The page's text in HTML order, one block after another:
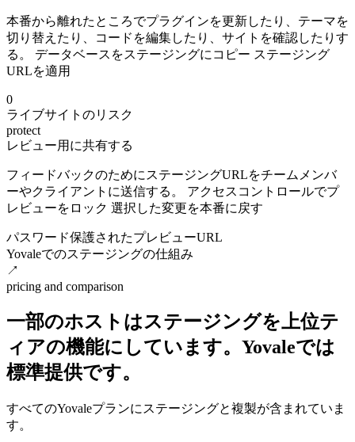
本番から離れたところでプラグインを更新したり、テーマを
切り替えたり、コードを編集したり、サイトを確認したりす
る。 データベースをステージングにコピー ステージング
URLを適用
0
ライブサイトのリスク
protect
レビュー用に共有する
フィードバックのためにステージングURLをチームメンバ
ーやクライアントに送信する。 アクセスコントロールでプ
レビューをロック 選択した変更を本番に戻す
パスワード保護されたプレビューURL
Yovaleでのステージングの仕組み
↗
pricing and comparison
一部のホストはステージングを上位テ
ィアの機能にしています。Yovaleでは
標準提供です。
すべてのYovaleプランにステージングと複製が含まれていま
す。